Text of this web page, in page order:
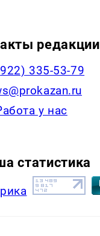
редакции
335-53-79
у нас
статистика